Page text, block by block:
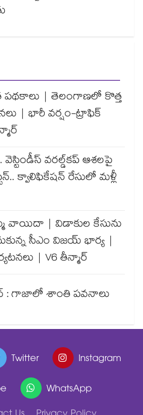
పథకాలు | తెలంగాణలో కొత్త
| భారీ వర్షం-ట్రాఫిక్
వరల్డ్‌కప్ ఆశలపై
క్వాలిఫికేషన్ రేసులో మళ్లీ
వాయిదా | విడాకుల కేసును
సీఎం విజయ్ భార్య |
| V6 తీన్మార్
: గాజాలో శాంతి పవనాలు
Twitter
Instagram
WhatsApp